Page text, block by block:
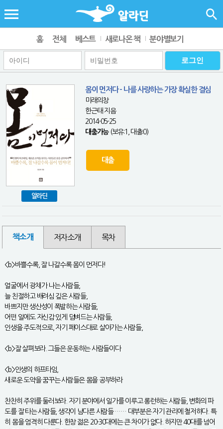
홈 전체 베스트 새로나온 책 분야별보기
알라딘
몸이 먼저다 - 나를 사랑하는 가장 확실한 결심
미래의창
한근태 지음
2014-05-25
대출가능(보유:1, 대출:0)
대출
책소개 저자소개 목차
<b>바쁠수록, 잘 나갈수록 몸이 먼저다!
얼굴에서 광채가 나는 사람들,
늘 친절하고 배려심 깊은 사람들,
바쁘지만 생산성이 폭발하는 사람들,
어떤 일에도 자신감 있게 덤벼드는 사람들,
인생을 주도적으로, 자기 페이스대로 살아가는 사람들,
<b>잘 살펴보라. 그들은 운동하는 사람들이다
<b>인생의 하프타임,
새로운 도약을 꿈꾸는 사람들은 몸을 공부하라
찬찬히 주위를 둘러보라. 자기 분야에서 일가를 이루고 롱런하는 사람들, 변화의 파
도를 잘 타는 사람들, 생각이 남다른 사람들 …… 대부분은 자기 관리에 철저하다. 특
히 몸을 엄격히 다룬다. 한창 젊은 20-30대에는 큰 차이가 없다. 하지만 40대를 넘어